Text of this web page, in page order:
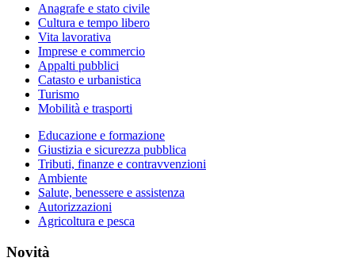
Anagrafe e stato civile
Cultura e tempo libero
Vita lavorativa
Imprese e commercio
Appalti pubblici
Catasto e urbanistica
Turismo
Mobilità e trasporti
Educazione e formazione
Giustizia e sicurezza pubblica
Tributi, finanze e contravvenzioni
Ambiente
Salute, benessere e assistenza
Autorizzazioni
Agricoltura e pesca
Novità